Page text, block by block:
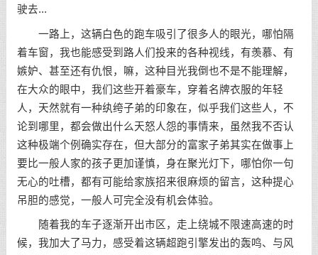
驶去...
一路上，这辆白色的跑车吸引了很多人的眼光，哪怕隔
着车窗，我也能感受到路人们投来的各种视线，有羡慕、有
嫉妒、甚至还有仇恨，嘛，这种目光我倒也不是不能理解，
在大众的眼中，我们这些开着豪车，穿着名牌衣服的年轻
人，天然就有一种纨绔子弟的印象在，似乎我们这些人，不
论到哪里，都会做出什么天怒人怨的事情来，虽然我不否认
这种极端个例确实存在，但大部分的富家子弟其实在做事上
要比一般人家的孩子更加谨慎，身在聚光灯下，哪怕你一句
无心的吐槽，都有可能给家族招来很麻烦的留言，这种提心
吊胆的感觉，一般人可完全没有机会体验。
随着我的车子逐渐开出市区，走上绕城不限速高速的时
候，我加大了马力，感受着这辆超跑引擎发出的轰鸣、与风